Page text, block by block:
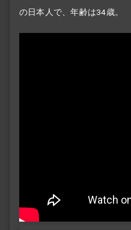
の日本人で、年齢は34歳。